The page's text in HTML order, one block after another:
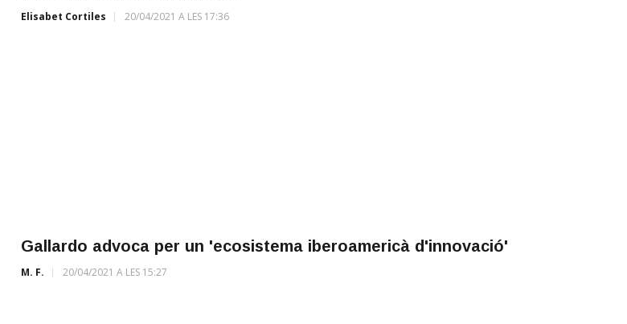
Elisabet Cortiles 20/04/2021 A LES 17:36
Gallardo advoca per un 'ecosistema iberoamericà d'innovació'
M. F. 20/04/2021 A LES 15:27